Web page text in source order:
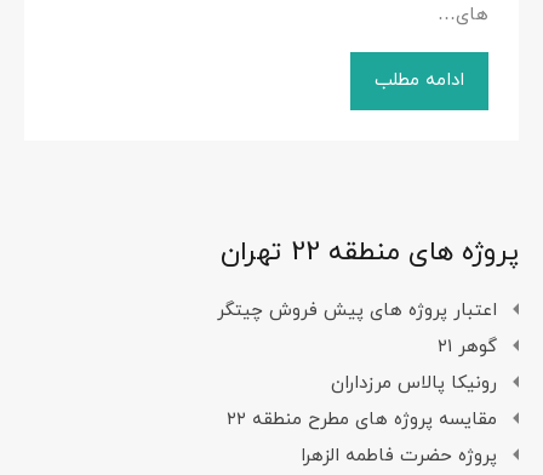
های…
ادامه مطلب
پروژه های منطقه 22 تهران
اعتبار پروژه های پیش فروش چیتگر
گوهر ۲۱
رونیکا پالاس مرزداران
مقایسه پروژه های مطرح منطقه ۲۲
پروژه حضرت فاطمه الزهرا